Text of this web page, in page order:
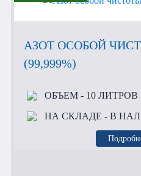
АЗОТ ОСОБОЙ
(99,999%)
ОБЪЕМ- 10 ЛИТРОВ
НА СКЛАДЕ - В